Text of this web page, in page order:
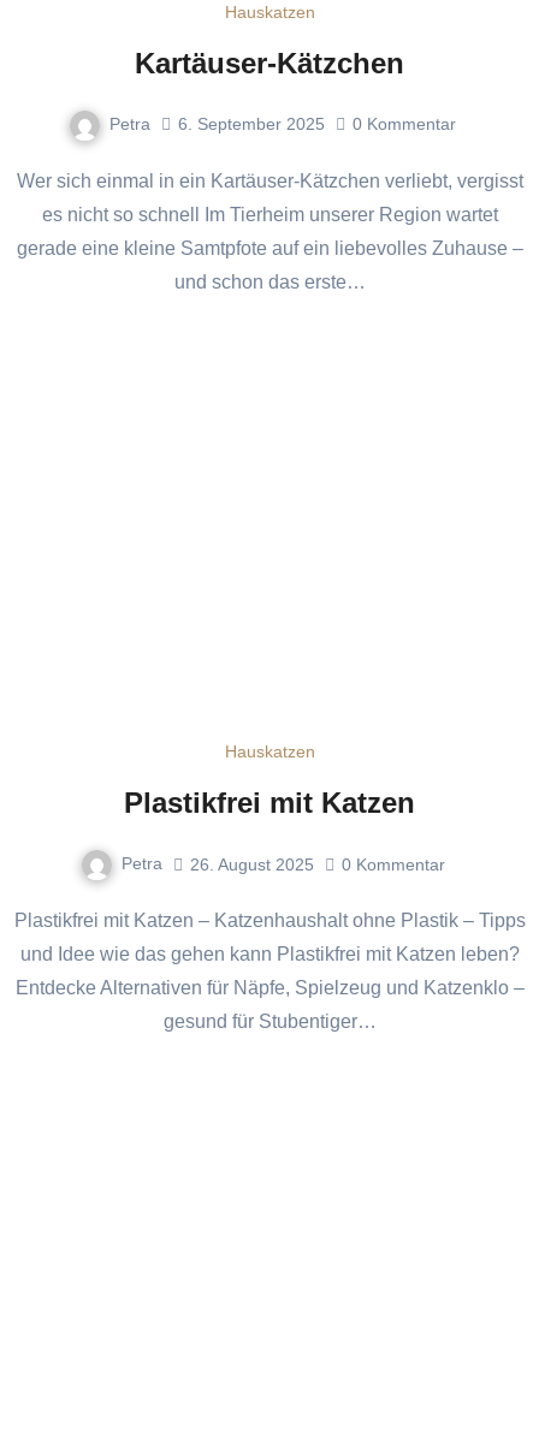
Hauskatzen
Kartäuser-Kätzchen
Petra 6. September 2025 0 Kommentar
Wer sich einmal in ein Kartäuser-Kätzchen verliebt, vergisst
es nicht so schnell Im Tierheim unserer Region wartet
gerade eine kleine Samtpfote auf ein liebevolles Zuhause –
und schon das erste…
Hauskatzen
Plastikfrei mit Katzen
Petra 26. August 2025 0 Kommentar
Plastikfrei mit Katzen – Katzenhaushalt ohne Plastik – Tipps
und Idee wie das gehen kann Plastikfrei mit Katzen leben?
Entdecke Alternativen für Näpfe, Spielzeug und Katzenklo –
gesund für Stubentiger…